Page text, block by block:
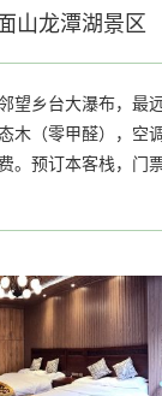
山龙潭湖景区
望乡台大瀑布，
木（零甲醛），
。预订本客栈，门